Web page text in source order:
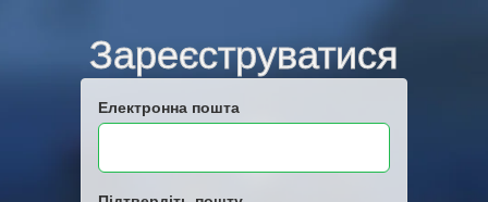
Зареєструватися
Електронна пошта